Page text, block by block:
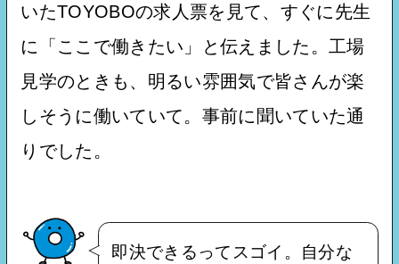
いたTOYOBOの求人票を見て、すぐに先生
に「ここで働きたい」と伝えました。工場
見学のときも、明るい雰囲気で皆さんが楽
しそうに働いていて。事前に聞いていた通
りでした。
即決できるってスゴイ。自分な